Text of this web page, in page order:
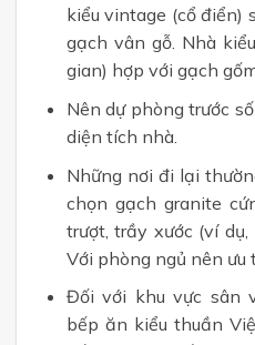
kiểu vintage (cổ điển)
gạch vân gỗ. Nhà
gian) hợp với gạch
Nên dự phòng trước
diện tích nhà.
Những nơi đi lại
chọn gạch granite
trượt, trầy xước (ví dụ,
Với phòng ngủ nên ưu
Đối với khu vực sân
bếp ăn kiểu thuần